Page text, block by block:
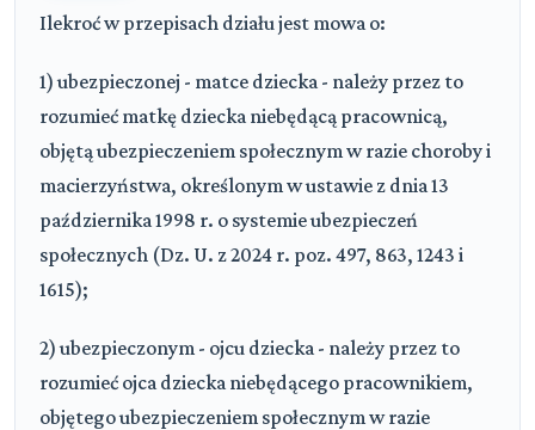
Ilekroć w przepisach działu jest mowa o:
1) ubezpieczonej - matce dziecka - należy przez to
rozumieć matkę dziecka niebędącą pracownicą,
objętą ubezpieczeniem społecznym w razie choroby i
macierzyństwa, określonym w ustawie z dnia 13
października 1998 r. o systemie ubezpieczeń
społecznych (Dz. U. z 2024 r. poz. 497, 863, 1243 i
1615);
2) ubezpieczonym - ojcu dziecka - należy przez to
rozumieć ojca dziecka niebędącego pracownikiem,
objętego ubezpieczeniem społecznym w razie